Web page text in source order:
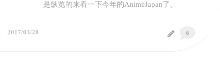
是纵览的来看一下今年的AnimeJapan了。
6
2017/03/28